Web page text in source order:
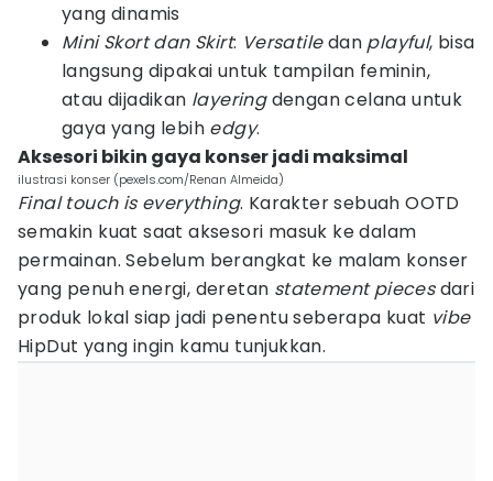
yang dinamis
Mini Skort dan Skirt: Versatiledan playful, bisa
langsung dipakai untuk tampilan feminin,
atau dijadikan layeringdengan celana untuk
gaya yang lebih edgy.
Aksesori bikin gaya konser jadi maksimal
ilustrasi konser (pexels.com/Renan Almeida)
Final touch is everything. Karakter sebuah OOTD
semakin kuat saat aksesori masuk ke dalam
permainan. Sebelum berangkat ke malam konser
yang penuh energi, deretan statement piecesdari
produk lokal siap jadi penentu seberapa kuat vibe
HipDut yang ingin kamu tunjukkan.